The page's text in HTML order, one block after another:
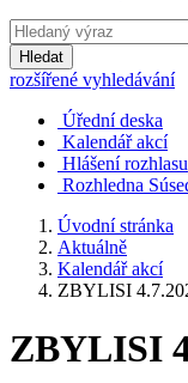
Hledat
rozšířené vyhledávání
Úřední deska
Kalendář akcí
Hlášení rozhlasu
Rozhledna
Úvodní stránka
Aktuálně
Kalendář akcí
ZBYLISI
ZBYLISI